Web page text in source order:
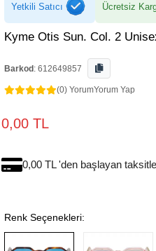
Yetkili Satıcı Ücretsiz
Kyme Otis Sun. Col. 2
Barkod : 612649857
(0) YorumYorum Yap
0,00 TL
0,00 TL 'den başlayan
Renk Seçenekleri: